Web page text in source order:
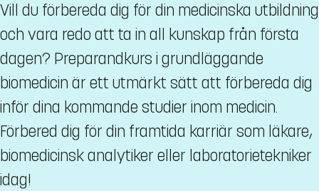
Vill du förbereda dig för din medicinska utbildning
och vara redo att ta in all kunskap från första
dagen? Preparandkurs i grundläggande
biomedicin är ett utmärkt sätt att förbereda dig
inför dina kommande studier inom medicin.
Förbered dig för din framtida karriär som läkare,
biomedicinsk analytiker eller laboratorietekniker
idag!